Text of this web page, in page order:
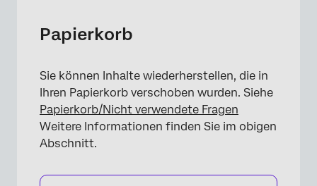
Papierkorb
Sie können Inhalte wiederherstellen, die in
Ihren Papierkorb verschoben wurden. Siehe
Papierkorb/Nicht verwendete Fragen
Weitere Informationen finden Sie im obigen
Abschnitt.